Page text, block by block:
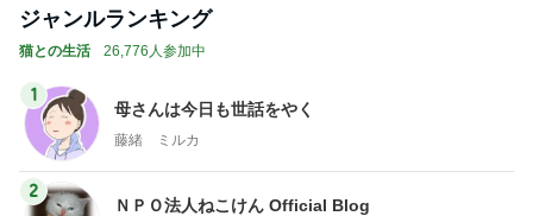
ジャンルランキング
猫との生活 26,776人参加中
1
母さんは今日も世話をやく
藤緒 ミルカ
2
ＮＰＯ法人ねこけん Official Blog